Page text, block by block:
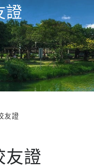
證
友證
友證